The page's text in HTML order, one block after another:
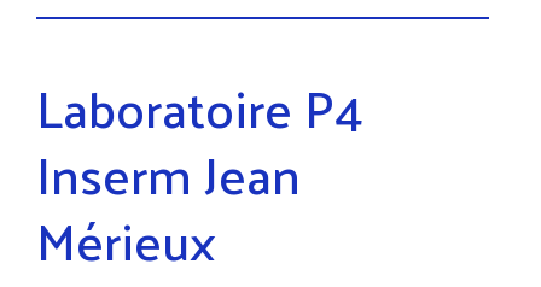
Laboratoire P4
Inserm Jean
Mérieux